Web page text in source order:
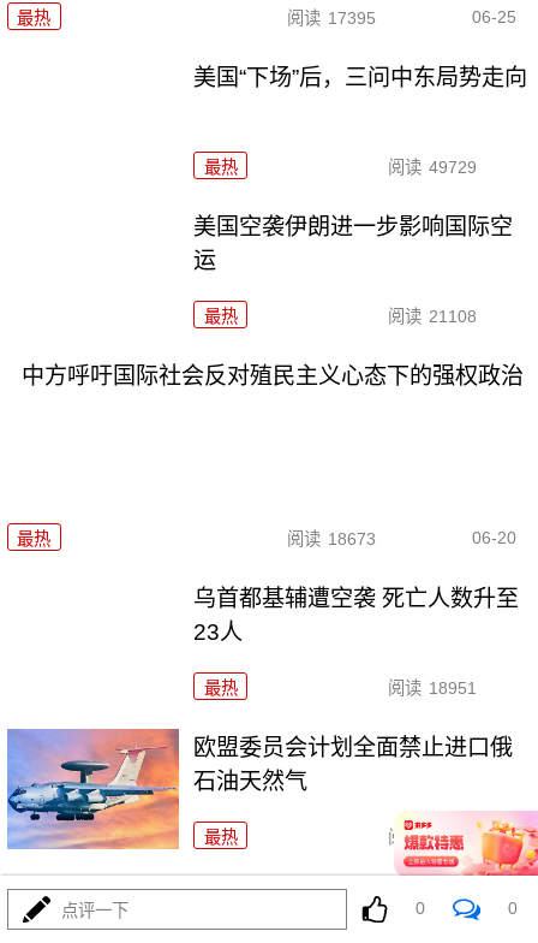
最热 阅读 17395 06-25
美国“下场”后，三问中东局势走向
最热 阅读 49729
美国空袭伊朗进一步影响国际空
运
最热 阅读 21108
中方呼吁国际社会反对殖民主义心态下的强权政治
最热 阅读 18673 06-20
乌首都基辅遭空袭 死亡人数升至
23人
最热 阅读 18951
欧盟委员会计划全面禁止进口俄
石油天然气
最热 阅读 18574
外交部：全力做好在伊、以中国公民安全保护工作
点评一下 0 0